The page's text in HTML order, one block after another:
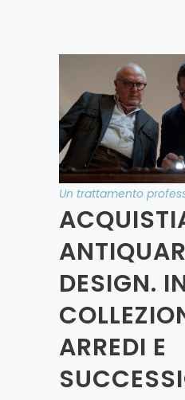
Un trattamento
DESIGN.
ARREDI E